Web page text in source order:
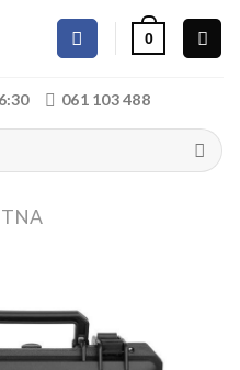
0
061 103 488